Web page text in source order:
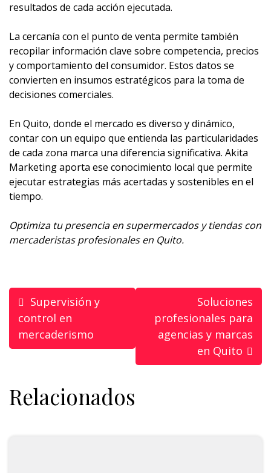
resultados de cada acción ejecutada.
La cercanía con el punto de venta permite también
recopilar información clave sobre competencia, precios
y comportamiento del consumidor. Estos datos se
convierten en insumos estratégicos para la toma de
decisiones comerciales.
En Quito, donde el mercado es diverso y dinámico,
contar con un equipo que entienda las particularidades
de cada zona marca una diferencia significativa. Akita
Marketing aporta ese conocimiento local que permite
ejecutar estrategias más acertadas y sostenibles en el
tiempo.
Optimiza tu presencia en supermercados y tiendas con
mercaderistas profesionales en Quito.
Supervisión y
control en
mercaderismo
Soluciones
profesionales para
agencias y marcas
en Quito
Relacionados